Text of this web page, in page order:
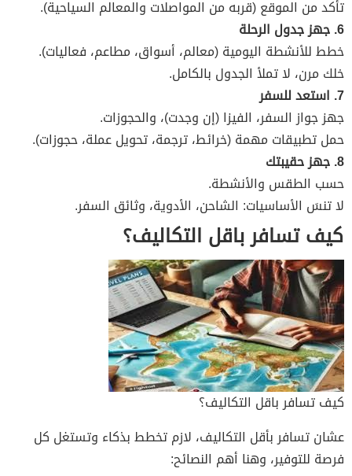
تأكد من الموقع (قربه من المواصلات والمعالم السياحية).
6. جهز جدول الرحلة
خطط للأنشطة اليومية (معالم، أسواق، مطاعم، فعاليات).
خلك مرن، لا تملأ الجدول بالكامل.
7. استعد للسفر
جهز جواز السفر، الفيزا (إن وجدت)، والحجوزات.
حمل تطبيقات مهمة (خرائط، ترجمة، تحويل عملة، حجوزات).
8. جهز حقيبتك
حسب الطقس والأنشطة.
لا تنسَ الأساسيات: الشاحن، الأدوية، وثائق السفر.
كيف تسافر باقل التكاليف؟
كيف تسافر باقل التكاليف؟
عشان تسافر بأقل التكاليف، لازم تخطط بذكاء وتستغل كل
فرصة للتوفير، وهنا أهم النصائح: